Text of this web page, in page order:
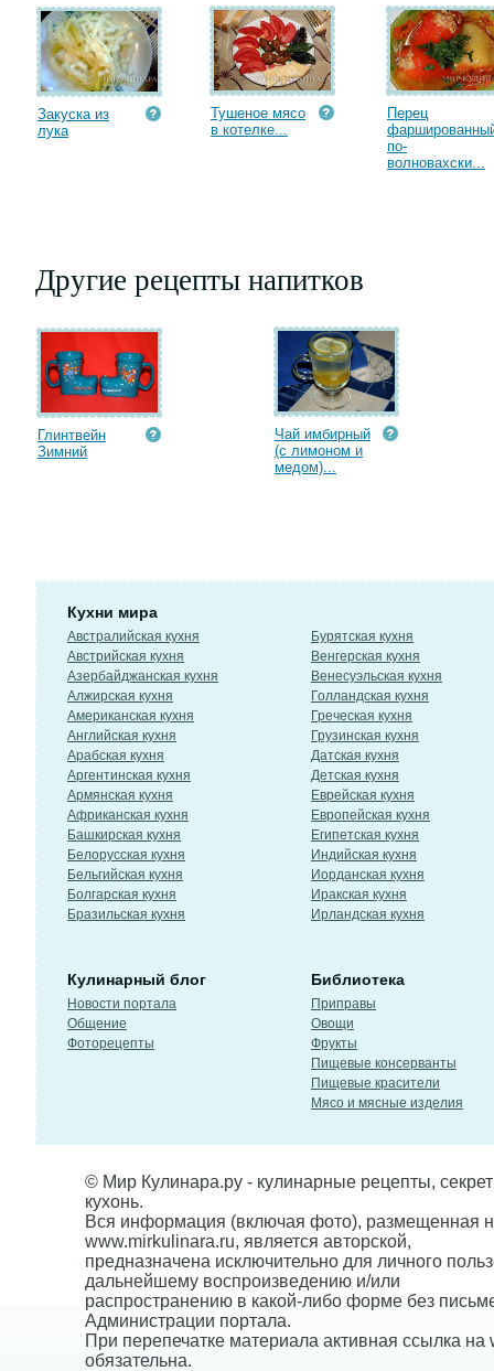
Закуска из
лука
Тушеное мясо
в котелке...
Перец
по-
волновахски...
Другие рецепты напитков
Глинтвейн
Зимний
Чай имбирный
(с лимоном и
медом)...
Кухни мира
Австралийская кухня
Австрийская кухня
Азербайджанская кухня
Алжирская кухня
Американская кухня
Английская кухня
Арабская кухня
Аргентинская кухня
Армянская кухня
Африканская кухня
Башкирская кухня
Белорусская кухня
Бельгийская кухня
Болгарская кухня
Бразильская кухня
Бурятская кухня
Венгерская кухня
Венесуэльская кухня
Голландская кухня
Греческая кухня
Грузинская кухня
Датская кухня
Детская кухня
Еврейская кухня
Европейская кухня
Египетская кухня
Индийская кухня
Иорданская кухня
Иракская кухня
Ирландская кухня
Кулинарный блог
Новости портала
Общение
Фоторецепты
Библиотека
Приправы
Овощи
Фрукты
Пищевые консерванты
Пищевые красители
Мясо и мясные изделия
© Мир Кулинара.ру - кулинарные рецепты,
кухонь.
Вся информация (включая фото), размещенная
www.mirkulinara.ru, является авторской,
предназначена исключительно для личного
дальнейшему воспроизведению и/или
распространению в какой-либо форме без
Администрации портала.
При перепечатке материала активная ссылка на
обязательна.